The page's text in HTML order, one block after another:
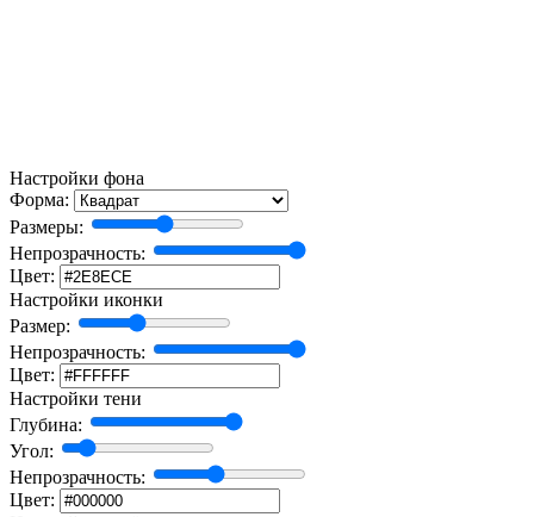
Настройки фона
Форма:
Размеры:
Непрозрачность:
Цвет:
Настройки иконки
Размер:
Непрозрачность:
Цвет:
Настройки тени
Глубина:
Угол:
Непрозрачность:
Цвет: